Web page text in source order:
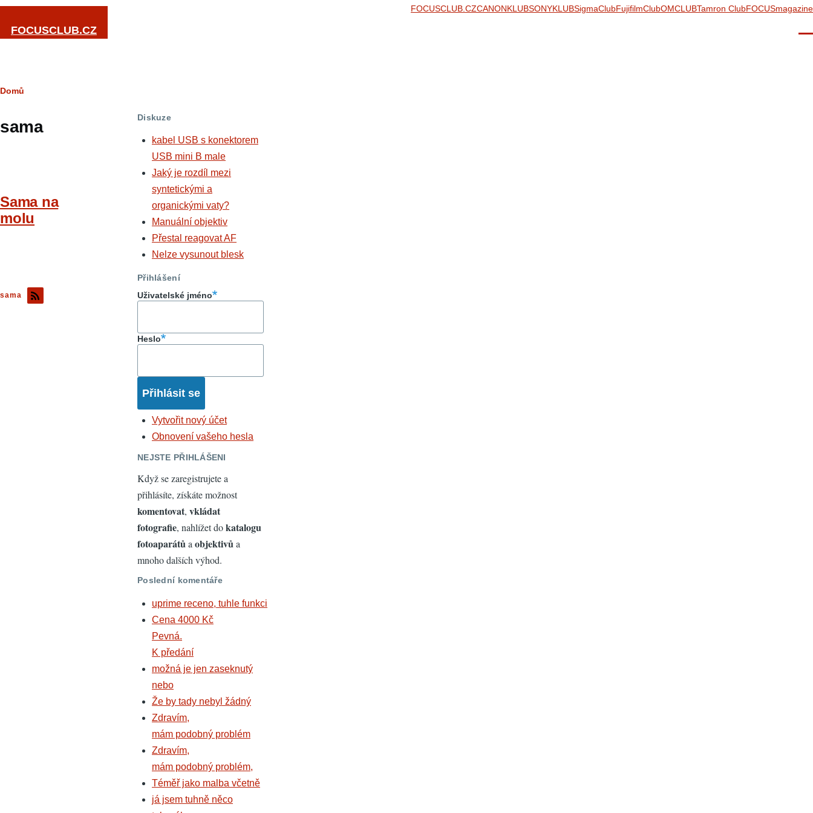
Přejít k hlavnímu obsahu
FOCUSCLUB.CZ
FOCUSCLUB.CZCANONKLUBSONYKLUBSigmaClubFujifilmClubOMCLUBTamron ClubFOCUSmagazine
Drobečková
Domů
sama
Sama na
molu
sama
Diskuze
kabel USB s konektorem
USB mini B male
Jaký je rozdíl mezi
syntetickými a
organickými vaty?
Manuální objektiv
Přestal reagovat AF
Nelze vysunout blesk
Přihlášení
Uživatelské jméno
Heslo
Vytvořit nový účet
Obnovení vašeho hesla
NEJSTE PŘIHLÁŠENI
Když se zaregistrujete a
přihlásíte, získáte možnost
komentovat, vkládat
fotografie, nahlížet dokatalogu
fotoaparátůa objektivůa
mnoho dalších výhod.
Poslední komentáře
uprime receno, tuhle funkci
Cena 4000 Kč
Pevná.
K předání
možná je jen zaseknutý
nebo
Že by tady nebyl žádný
Zdravím,
mám podobný problém
Zdravím,
mám podobný problém,
Téměř jako malba včetně
já jsem tuhně něco